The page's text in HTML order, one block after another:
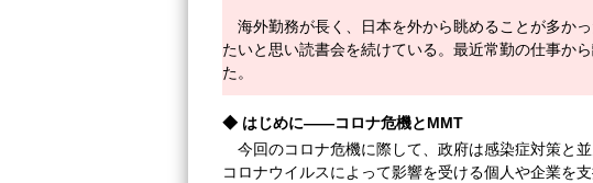
海外勤務が長く、日本を外から眺めることが多か
たいと思い読書会を続けている。最近常勤の仕事か
た。
◆ はじめに――コロナ危機とMMT
今回のコロナ危機に際して、政府は感染症対策と
コロナウイルスによって影響を受ける個人や企業を